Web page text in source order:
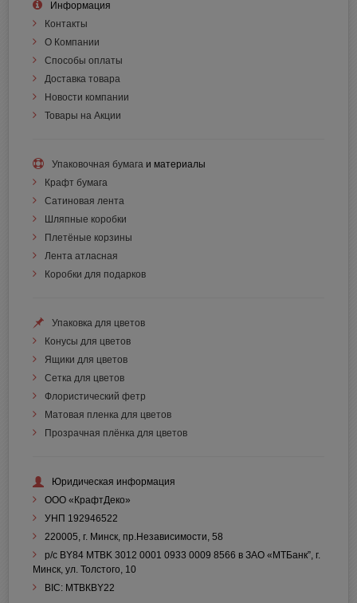
Информация
Контакты
О Компании
Способы оплаты
Доставка товара
Новости компании
Товары на Акции
Упаковочная бумага и материалы
Крафт бумага
Сатиновая лента
Шляпные коробки
Плетёные корзины
Лента атласная
Коробки для подарков
Упаковка для цветов
Конусы для цветов
Ящики для цветов
Сетка для цветов
Флористический фетр
Матовая пленка для цветов
Прозрачная плёнка для цветов
Юридическая информация
ООО «КрафтДеко»
УНП 192946522
220005, г. Минск, пр.Независимости, 58
р/с BY84 MTBK 3012 0001 0933 0009 8566 в ЗАО «МТБанк”, г.
Минск, ул. Толстого, 10
BIC: МТВКBY22